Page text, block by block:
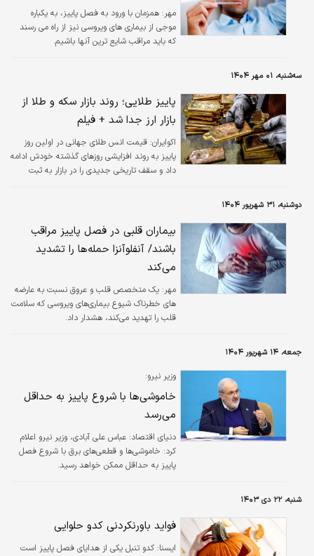
مهر: همزمان با ورود به فصل پاییز، به یکباره
موجی از بیماری های ویروسی نیز از راه می رسند
که باید مراقب شایع ترین آنها باشیم.
سه‌شنبه، ۰۱ مهر ۱۴۰۴
پاییز طلایی؛ روند بازار سکه و طلا از
بازار ارز جدا شد + فیلم
اکوایران: قیمت انس طلای جهانی در اولین روز
پاییز به روند افزایشی روزهای گذشته خودش ادامه
داد و سقف تاریخی جدیدی را در بازار به ثبت
دوشنبه، ۳۱ شهریور ۱۴۰۴
بیماران قلبی در فصل پاییز مراقب
باشند/ آنفلوآنزا حمله‌ها را تشدید
می‌کند
مهر: یک متخصص قلب و عروق نسبت به عارضه
های خطرناک شیوع بیماری‌های ویروسی که سلامت
قلب را تهدید می‌کند، هشدار داد.
جمعه، ۱۴ شهریور ۱۴۰۴
وزیر نیرو:
خاموشی‌ها با شروع پاییز به حداقل
می‌رسد
دنیای اقتصاد: عباس علی آبادی، وزیر نیرو اعلام
کرد: خاموشی‌ها و قطعی‌های برق با شروع فصل
پاییز به حداقل ممکن خواهد رسید.
شنبه، ۲۲ دی ۱۴۰۳
فواید باورنکردنی کدو حلوایی
ايسنا: کدو تنبل یکی از هدایای فصل پاییز است